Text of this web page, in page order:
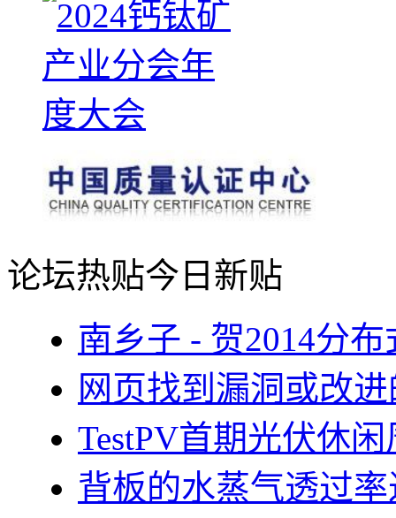
论坛热贴今日新贴
南乡子 - 贺2014分
网页找到漏洞或改
TestPV首期光伏休
背板的水蒸气透过